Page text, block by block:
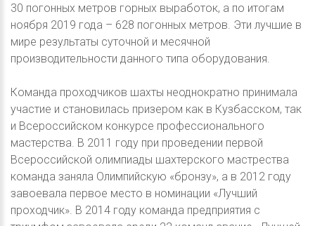
30 погонных метров горных выработок, а по итогам
ноября 2019 года – 628 погонных метров. Эти лучшие в
мире результаты суточной и месячной
производительности данного типа оборудования.
Команда проходчиков шахты неоднократно принимала
участие и становилась призером как в Кузбасском, так
и Всероссийском конкурсе профессионального
мастерства. В 2011 году при проведении первой
Всероссийской олимпиады шахтерского мастрества
команда заняла Олимпийскую «бронзу», а в 2012 году
завоевала первое место в номинации «Лучший
проходчик». В 2014 году команда предприятия с